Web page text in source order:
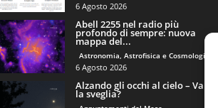
6 Agosto 2026
Abell 2255 nel radio più
profondo di sempre: nuova
mappa del...
Astronomia, Astrofisica e Cosmologia
6 Agosto 2026
Alzando gli occhi al cielo – Vale
la sveglia?